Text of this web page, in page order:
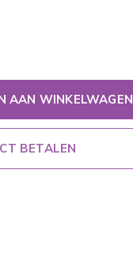
AAN WINKELWAGEN
BETALEN